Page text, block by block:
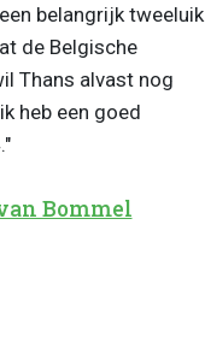
belangrijk tweeluik
de Belgische
Thans alvast nog
heb een goed
Bommel